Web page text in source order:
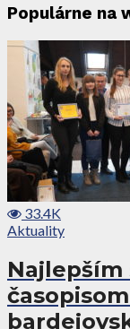
Populárne na
33.4K
Aktuality